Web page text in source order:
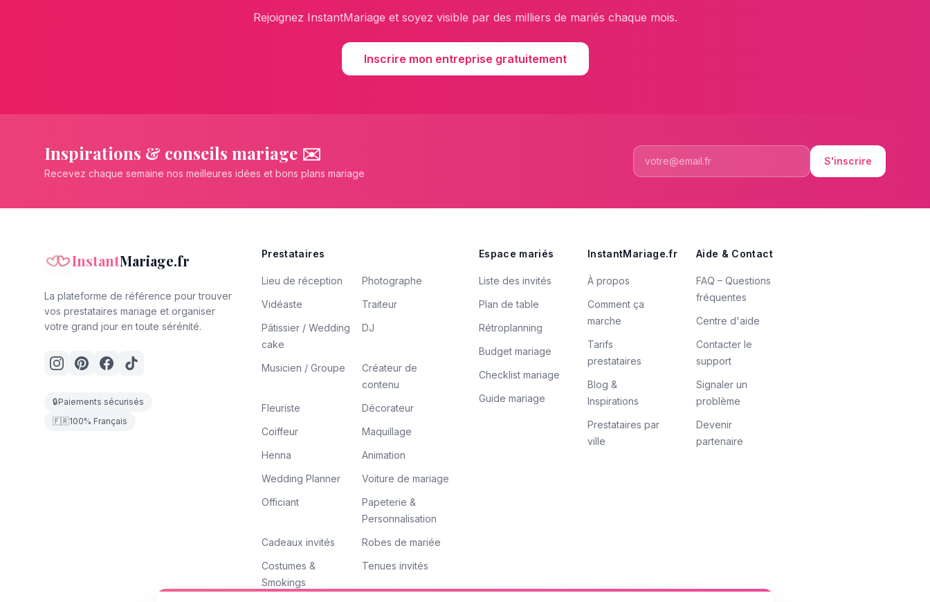
Rejoignez InstantMariage et soyez visible par des milliers de mariés chaque mois.
Inscrire mon entreprise gratuitement
Inspirations & conseils mariage ✉️
Recevez chaque semaine nos meilleures idées et bons plans mariage
S'inscrire
InstantMariage.fr
La plateforme de référence pour trouver
vos prestataires mariage et organiser
votre grand jour en toute sérénité.
🔒Paiements sécurisés
🇫🇷100% Français
Prestataires
Lieu de réception
Photographe
Vidéaste
Traiteur
Pâtissier / Wedding
cake
DJ
Musicien / Groupe
Créateur de
contenu
Fleuriste
Décorateur
Coiffeur
Maquillage
Henna
Animation
Wedding Planner
Voiture de mariage
Officiant
Papeterie &
Personnalisation
Cadeaux invités
Robes de mariée
Costumes &
Smokings
Tenues invités
Espace mariés
Liste des invités
Plan de table
Rétroplanning
Budget mariage
Checklist mariage
Guide mariage
InstantMariage.fr
À propos
Comment ça
marche
Tarifs
prestataires
Blog &
Inspirations
Prestataires par
ville
Aide & Contact
FAQ – Questions
fréquentes
Centre d'aide
Contacter le
support
Signaler un
problème
Devenir
partenaire